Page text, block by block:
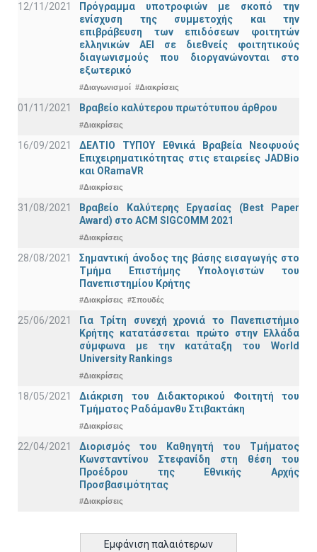
12/11/2021
Πρόγραμμα υποτροφιών με σκοπό την
ενίσχυση της συμμετοχής και την
επιβράβευση των επιδόσεων φοιτητών
ελληνικών ΑΕΙ σε διεθνείς φοιτητικούς
διαγωνισμούς που διοργανώνονται στο
εξωτερικό
#Διαγωνισμοί #Διακρίσεις
01/11/2021 Bραβείο καλύτερου πρωτότυπου άρθρου
#Διακρίσεις
16/09/2021
ΔΕΛΤΙΟ ΤΥΠΟΥ Εθνικά Βραβεία Νεοφυούς
Επιχειρηματικότητας στις εταιρείες JADBio
και ORamaVR
#Διακρίσεις
31/08/2021
Βραβείο Καλύτερης Εργασίας (Best Paper
Award) στο ACM SIGCOMM 2021
#Διακρίσεις
28/08/2021
Σημαντική άνοδος της βάσης εισαγωγής στο
Τμήμα Επιστήμης Υπολογιστών του
Πανεπιστημίου Κρήτης
#Διακρίσεις #Σπουδές
25/06/2021
Για Τρίτη συνεχή χρονιά το Πανεπιστήμιο
Κρήτης κατατάσσεται πρώτο στην Ελλάδα
σύμφωνα με την κατάταξη του World
University Rankings
#Διακρίσεις
18/05/2021
Διάκριση του Διδακτορικού Φοιτητή του
Τμήματος Ραδάμανθυ Στιβακτάκη
#Διακρίσεις
22/04/2021
Διορισμός του Καθηγητή του Τμήματος
Κωνσταντίνου Στεφανίδη στη θέση του
Προέδρου της Εθνικής Αρχής
Προσβασιμότητας
#Διακρίσεις
Εμφάνιση παλαιότερων